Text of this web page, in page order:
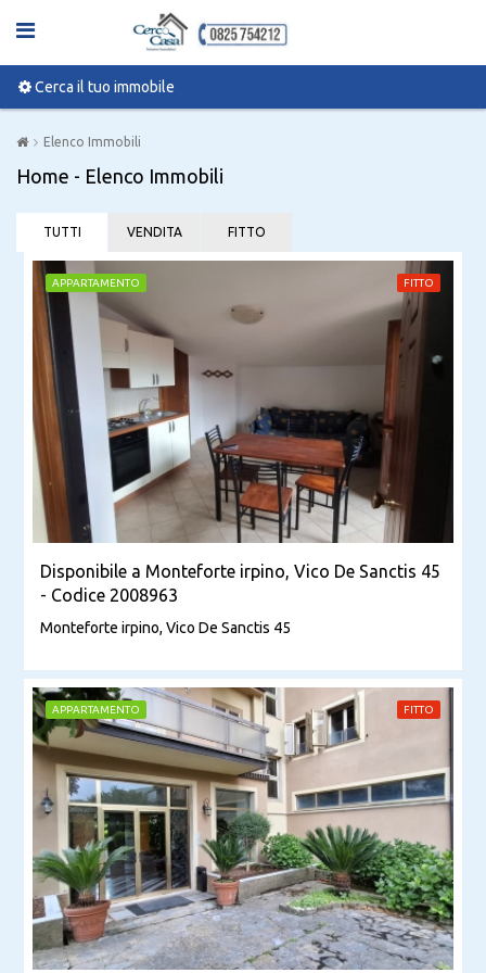
Cerca il tuo immobile
Elenco Immobili
Home - Elenco Immobili
TUTTI VENDITA FITTO
APPARTAMENTO FITTO
Disponibile a Monteforte irpino, Vico De Sanctis 45
- Codice 2008963
Monteforte irpino, Vico De Sanctis 45
APPARTAMENTO FITTO